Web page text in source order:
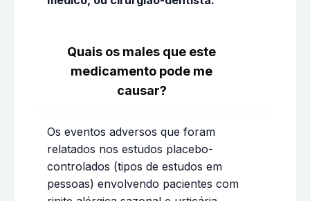
Quais os males que este
medicamento pode me
causar?
Os eventos adversos que foram
relatados nos estudos placebo-
controlados (tipos de estudos em
pessoas) envolvendo pacientes com